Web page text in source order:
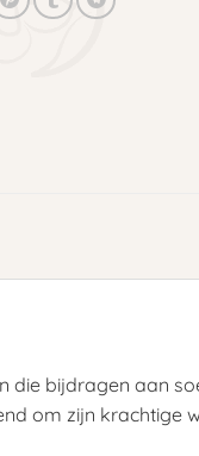
bijdragen aan
om zijn krachtige